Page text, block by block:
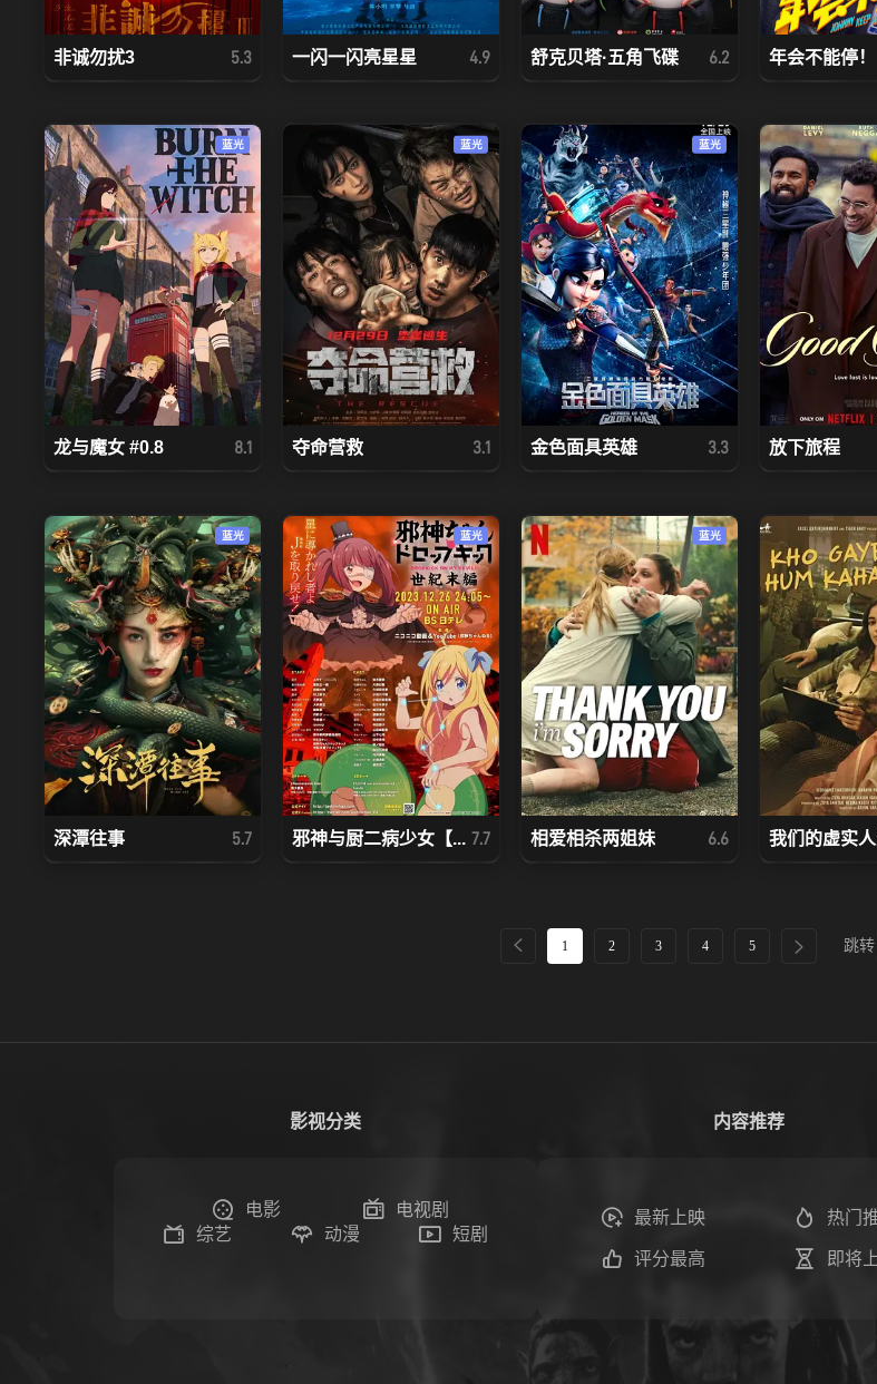
非诚勿扰3 5.3 一闪一闪亮星星 4.9 舒克贝塔·五角飞碟 6.2 年会不能停！
蓝光
龙与魔女 #0.8 8.1
蓝光
夺命营救 3.1
蓝光
金色面具英雄 3.3 放下旅程
蓝光
深潭往事 5.7
蓝光
邪神与厨二病少女【... 7.7
蓝光
相爱相杀两姐妹 6.6 我们的虚实
1 2 3 4 5 跳转
影视分类
电影
电视剧
综艺
动漫 短剧
内容推荐
最新上映 热门
评分最高 即将